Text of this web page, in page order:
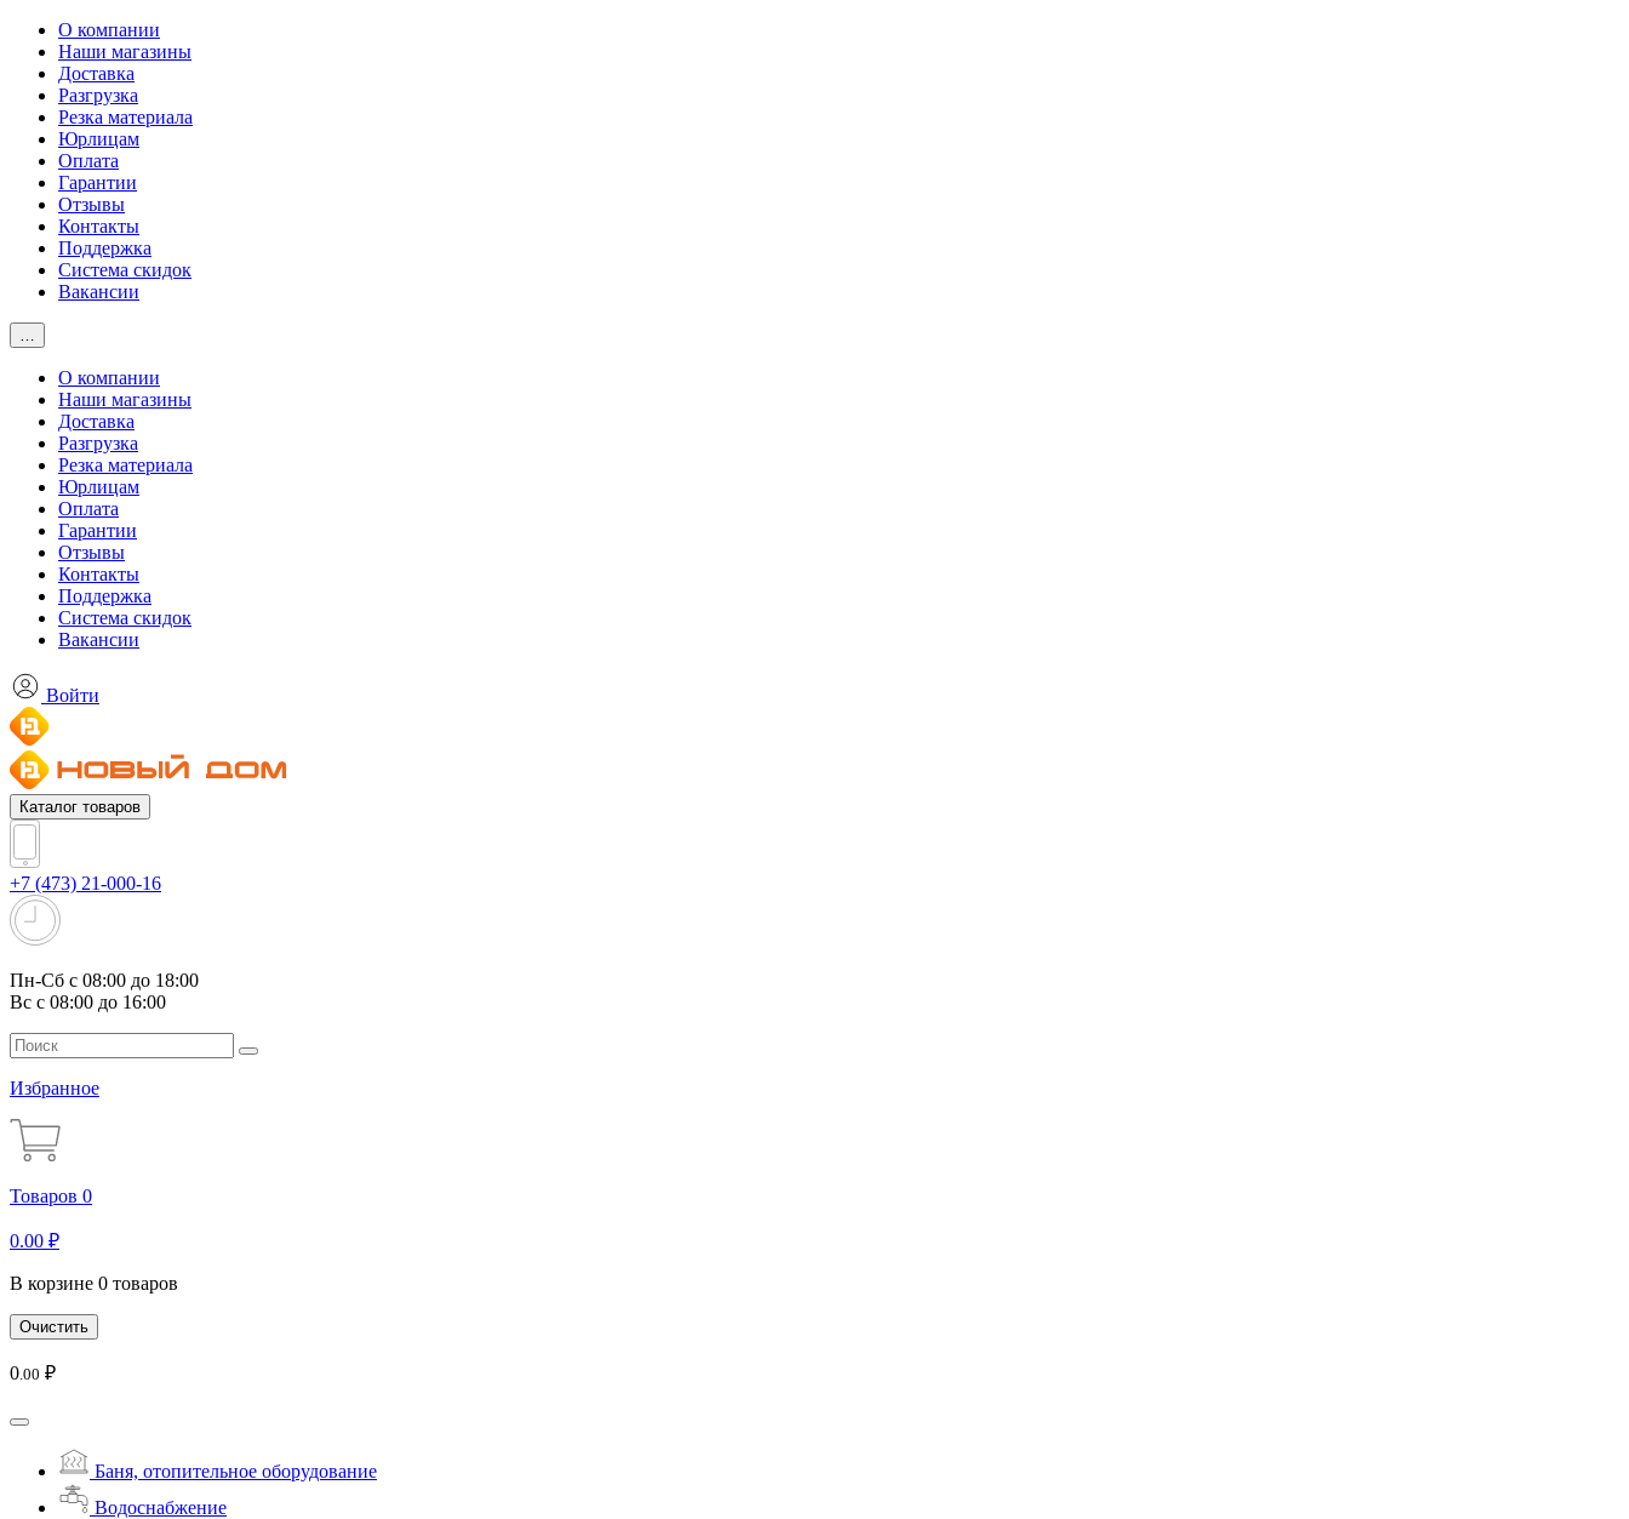
О компании
Наши магазины
Доставка
Разгрузка
Резка материала
Юрлицам
Оплата
Гарантии
Отзывы
Контакты
Поддержка
Система скидок
Вакансии
…
О компании
Наши магазины
Доставка
Разгрузка
Резка материала
Юрлицам
Оплата
Гарантии
Отзывы
Контакты
Поддержка
Система скидок
Вакансии
Войти
Каталог товаров
+7 (473) 21-000-16
Пн-Сб с 08:00 до 18:00
Вс с 08:00 до 16:00
Избранное
Товаров 0
0.00 ₽
В корзине 0 товаров
Очистить
0 .00 ₽
Баня, отопительное оборудование
Водоснабжение